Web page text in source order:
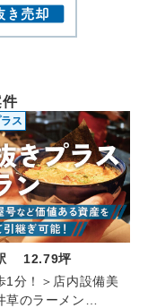
ス
駅 12.79坪
1分！＞店内設備美
草のラーメン